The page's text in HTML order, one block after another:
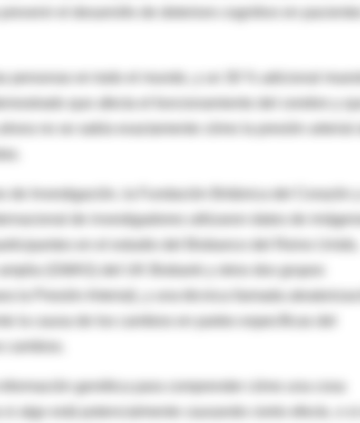
el desarrollo de deterioro cognitivo en
que afecta el funcionamiento del cerebro y
no se sabía exactamente cómo la presión arterial
de Investigación, la Fundación Británica del Corazón
de investigadores utilizaron datos de
en el estudio del Biobanco del Reino Unido,
(GWAS) del UK Biobank y otros dos grupos
genética para comprender cómo una cosa
si algo está potencialmente causando cierto efecto, o